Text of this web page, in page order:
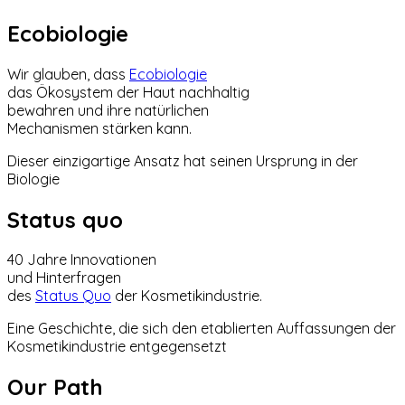
Ecobiologie
Wir glauben, dass Ecobiologie
das Ökosystem der Haut nachhaltig
bewahren und ihre natürlichen
Mechanismen stärken kann.
Dieser einzigartige Ansatz hat seinen Ursprung in der
Biologie
Status quo
40 Jahre Innovationen
und Hinterfragen
des Status Quo der Kosmetikindustrie.
Eine Geschichte, die sich den etablierten Auffassungen der
Kosmetikindustrie entgegensetzt
Our Path